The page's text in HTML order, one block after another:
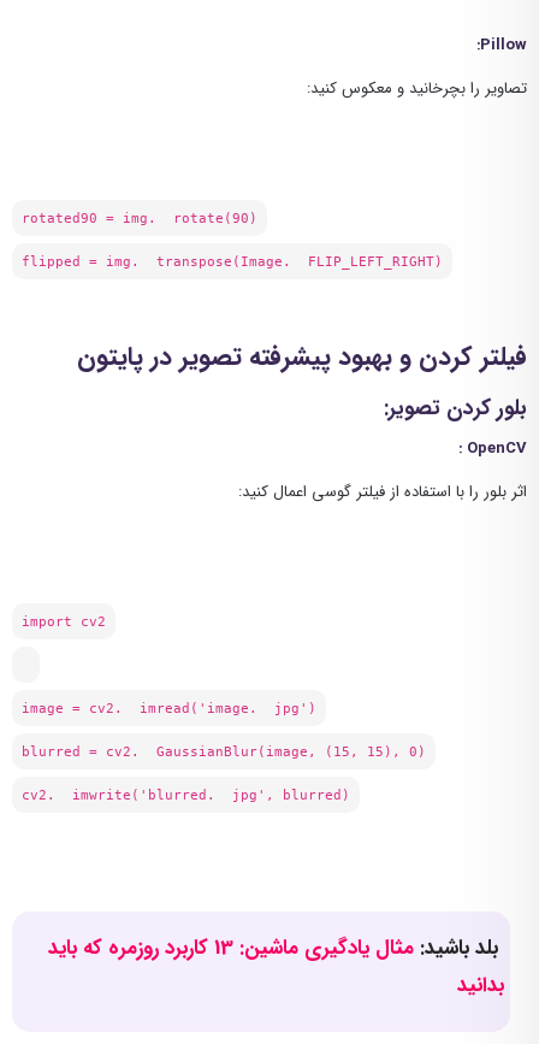
Pillow
:
تصاویر را بچرخانید و معکوس کنید:
rotated90 = img. rotate(90)
flipped = img. transpose(Image. FLIP_LEFT_RIGHT)
فیلتر کردن و بهبود پیشرفته تصویر در پایتون
بلور کردن تصویر:
OpenCV
:
اثر بلور را با استفاده از فیلتر گوسی اعمال کنید:
import cv2
image = cv2. imread('image. jpg')
blurred = cv2. GaussianBlur(image, (15, 15), 0)
cv2. imwrite('blurred. jpg', blurred)
بلد باشید:
مثال یادگیری ماشین: 13 کاربرد روزمره که باید
بدانید